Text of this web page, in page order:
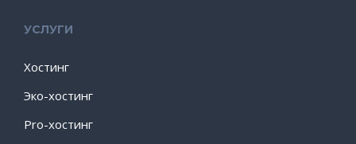
УСЛУГИ
Хостинг
Эко-хостинг
Pro-хостинг